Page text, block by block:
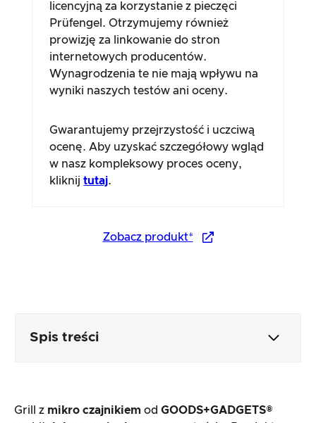
licencyjną za korzystanie z pieczęci
Prüfengel. Otrzymujemy również
prowizję za linkowanie do stron
internetowych producentów.
Wynagrodzenia te nie mają wpływu na
wyniki naszych testów ani oceny.
Gwarantujemy przejrzystość i uczciwą
ocenę. Aby uzyskać szczegółowy wgląd
w nasz kompleksowy proces oceny,
kliknijtutaj.
Zobacz produkt*
Spis treści
Grill z mikro czajnikiem od GOODS+GADGETS®